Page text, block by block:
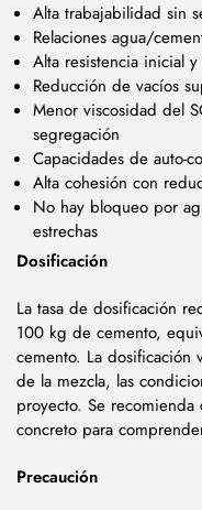
Alta trabajabilidad sin
Relaciones agua/
Alta resistencia inicial
Reducción de vacíos
Menor viscosidad del
segregación
Capacidades de auto-
Alta cohesión con
No hay bloqueo por
estrechas
Dosificación
La tasa de dosificación
100 kg de cemento,
cemento. La dosificación
de la mezcla, las
proyecto. Se
concreto para
Precaución